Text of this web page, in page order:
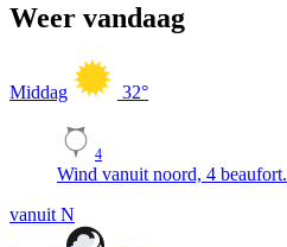
Weer vandaag
Middag 32°
4
Wind vanuit noord, 4 beaufort.
vanuit N